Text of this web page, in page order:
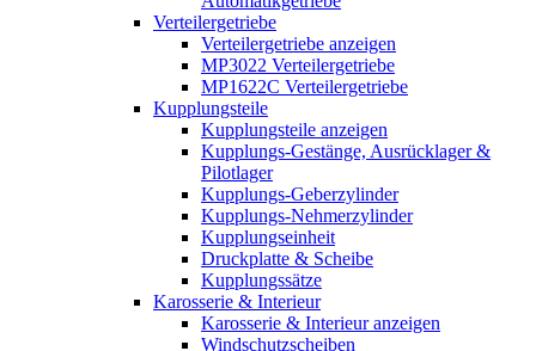
Verteilergetriebe
Verteilergetriebe anzeigen
MP3022 Verteilergetriebe
MP1622C Verteilergetriebe
Kupplungsteile
Kupplungsteile anzeigen
Kupplungs-Gestänge, Ausrücklager &
Pilotlager
Kupplungs-Geberzylinder
Kupplungs-Nehmerzylinder
Kupplungseinheit
Druckplatte & Scheibe
Kupplungssätze
Karosserie & Interieur
Karosserie & Interieur anzeigen
Windschutzscheiben